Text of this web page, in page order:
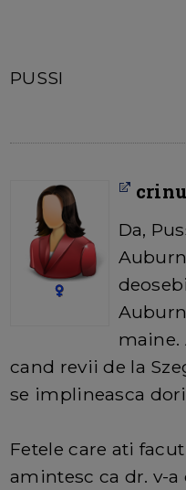
PUSSI
Da,
maine.
cand revii de la
se implineasca
Fetele care ati
amintesc ca dr. v-a